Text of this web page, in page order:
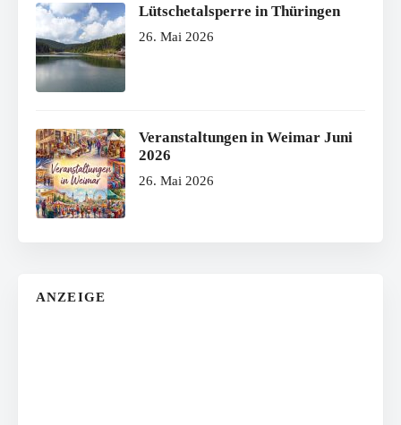
Lütschetalsperre in Thüringen
26. Mai 2026
Veranstaltungen in Weimar Juni
2026
26. Mai 2026
ANZEIGE